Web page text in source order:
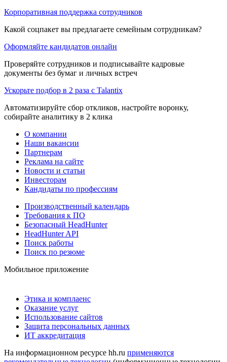
Корпоративная поддержка сотрудников
Какой соцпакет вы предлагаете семейным сотрудникам?
Оформляйте кандидатов онлайн
Проверяйте сотрудников и подписывайте кадровые
документы без бумаг и личных встреч
Ускорьте подбор в 2 раза с Talantix
Автоматизируйте сбор откликов, настройте воронку,
собирайте аналитику в 2 клика
О компании
Наши вакансии
Партнерам
Реклама на сайте
Новости и статьи
Инвесторам
Кандидаты по профессиям
Производственный календарь
Требования к ПО
Безопасный HeadHunter
HeadHunter API
Поиск работы
Поиск по резюме
Мобильное приложение
Этика и комплаенс
Оказание услуг
Использование сайтов
Защита персональных данных
ИТ аккредитация
На информационном ресурсе hh.ru применяются